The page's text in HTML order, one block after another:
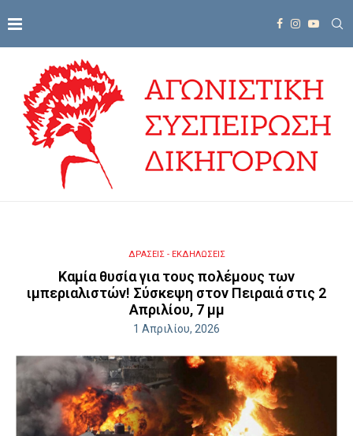
ΔΡΑΣΕΙΣ - ΕΚΔΗΛΩΣΕΙΣ
Καμία θυσία για τους πολέμους των
ιμπεριαλιστών! Σύσκεψη στον Πειραιά στις 2
Απριλίου, 7 μμ
1 Απριλίου, 2026